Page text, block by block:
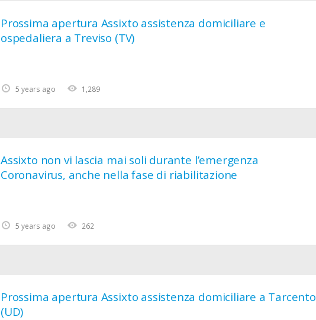
5 years ago 1,289
Prossima apertura Assixto assistenza domiciliare e
ospedaliera a Treviso (TV)
5 years ago 262
Assixto non vi lascia mai soli durante l’emergenza
Coronavirus, anche nella fase di riabilitazione
Prossima apertura Assixto assistenza domiciliare a Tarcento
(UD)